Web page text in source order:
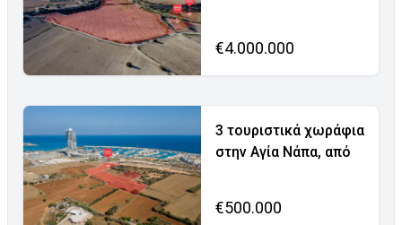
€4.000.000
3 τουριστικά χωράφια
στην Αγία Νάπα, από
€500.000